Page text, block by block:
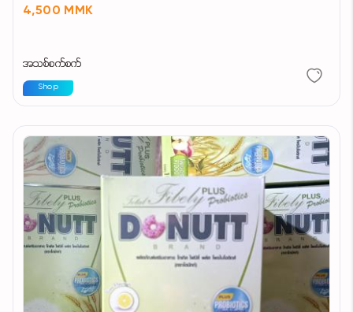
4,500 MMK
အသစ်စက်စက်
Shop